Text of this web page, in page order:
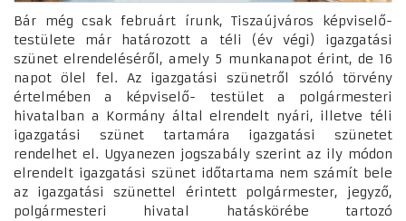
Bár még csak februárt írunk, Tiszaújváros képviselő-
testülete már határozott a téli (év végi) igazgatási
szünet elrendeléséről, amely 5 munkanapot érint, de 16
napot ölel fel. Az igazgatási szünetről szóló törvény
értelmében a képviselő- testület a polgármesteri
hivatalban a Kormány által elrendelt nyári, illetve téli
igazgatási szünet tartamára igazgatási szünetet
rendelhet el. Ugyanezen jogszabály szerint az ily módon
elrendelt igazgatási szünet időtartama nem számít bele
az igazgatási szünettel érintett polgármester, jegyző,
polgármesteri hivatal hatáskörébe tartozó